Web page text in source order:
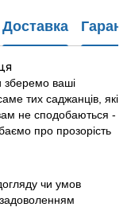
Доставка
ваші
тих саджанців, які
не сподобаються -
про прозорість
чи умов